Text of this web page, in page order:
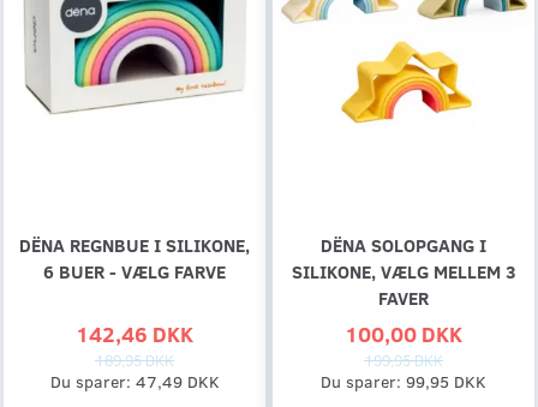
DËNA REGNBUE I SILIKONE,
6 BUER - VÆLG FARVE
142,46 DKK
189,95 DKK
Du sparer: 47,49 DKK
DËNA SOLOPGANG I
SILIKONE, VÆLG MELLEM 3
FAVER
100,00 DKK
199,95 DKK
Du sparer: 99,95 DKK